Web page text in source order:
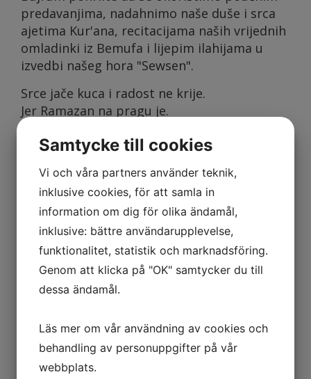
predavanjima, nadahnimo naše duše i srca
ajetima Kur'ana, recitacijama naših vrijednih
omladinki iz Bemufa i lijepim ilahijama u
izvedbi našeg hora "Sewsen".
Srce jače kuca i radost ne krije.
Jer Ramazan na pragu je.
Datum:24 februar 2024, 13.00-17.00
Adresa : Generalsgatan 5, Göteborg
Podne namaz / okupljanje
13:00Ašere i dobrodošlica
Program - Prvi dio
Predavanje "Utjecaj Ramazanskog posta
na ljudski organizam" dr. Kanita Dedić
Pauza za ručak i kahvu
14:54Ikindija namaz
Predavanja:
"Majka - odgoj, ljubav prema Ramazanu"
m. Dženita Dedić i m. Semka Dedić
Samtycke till cookies
Vi och våra partners använder teknik,
inklusive cookies, för att samla in
information om dig för olika ändamål,
inklusive: bättre användarupplevelse,
funktionalitet, statistik och marknadsföring.
Genom att klicka på "OK" samtycker du till
dessa ändamål.
Läs mer om vår användning av cookies och
behandling av personuppgifter på vår
webbplats.